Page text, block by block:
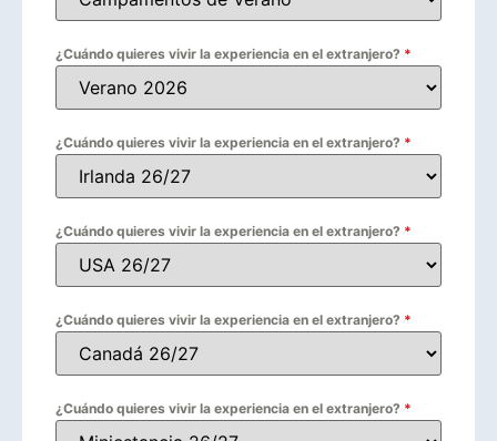
¿Cuándo quieres vivir la experiencia en el extranjero? *
¿Cuándo quieres vivir la experiencia en el extranjero? *
¿Cuándo quieres vivir la experiencia en el extranjero? *
¿Cuándo quieres vivir la experiencia en el extranjero? *
¿Cuándo quieres vivir la experiencia en el extranjero? *